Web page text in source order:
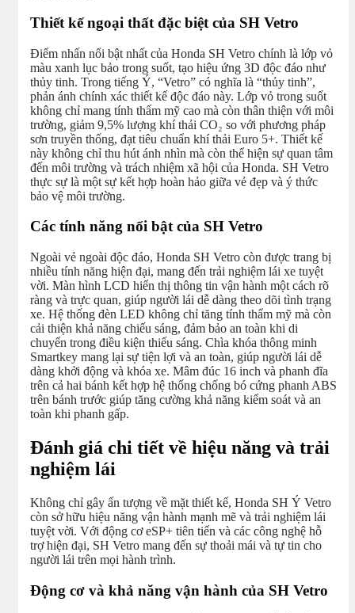
Thiết kế ngoại thất đặc biệt của SH Vetro
Điểm nhấn nổi bật nhất của Honda SH Vetro chính là lớp vỏ
màu xanh lục bảo trong suốt, tạo hiệu ứng 3D độc đáo như
thủy tinh. Trong tiếng Ý, “Vetro” có nghĩa là “thủy tinh”,
phản ánh chính xác thiết kế độc đáo này. Lớp vỏ trong suốt
không chỉ mang tính thẩm mỹ cao mà còn thân thiện với môi
trường, giảm 9,5% lượng khí thải CO₂ so với phương pháp
sơn truyền thống, đạt tiêu chuẩn khí thải Euro 5+. Thiết kế
này không chỉ thu hút ánh nhìn mà còn thể hiện sự quan tâm
đến môi trường và trách nhiệm xã hội của Honda. SH Vetro
thực sự là một sự kết hợp hoàn hảo giữa vẻ đẹp và ý thức
bảo vệ môi trường.
Các tính năng nổi bật của SH Vetro
Ngoài vẻ ngoài độc đáo, Honda SH Vetro còn được trang bị
nhiều tính năng hiện đại, mang đến trải nghiệm lái xe tuyệt
vời. Màn hình LCD hiển thị thông tin vận hành một cách rõ
ràng và trực quan, giúp người lái dễ dàng theo dõi tình trạng
xe. Hệ thống đèn LED không chỉ tăng tính thẩm mỹ mà còn
cải thiện khả năng chiếu sáng, đảm bảo an toàn khi di
chuyển trong điều kiện thiếu sáng. Chìa khóa thông minh
Smartkey mang lại sự tiện lợi và an toàn, giúp người lái dễ
dàng khởi động và khóa xe. Mâm đúc 16 inch và phanh đĩa
trên cả hai bánh kết hợp hệ thống chống bó cứng phanh ABS
trên bánh trước giúp tăng cường khả năng kiểm soát và an
toàn khi phanh gấp.
Đánh giá chi tiết về hiệu năng và trải
nghiệm lái
Không chỉ gây ấn tượng về mặt thiết kế, Honda SH Ý Vetro
còn sở hữu hiệu năng vận hành mạnh mẽ và trải nghiệm lái
tuyệt vời. Với động cơ eSP+ tiên tiến và các công nghệ hỗ
trợ hiện đại, SH Vetro mang đến sự thoải mái và tự tin cho
người lái trên mọi hành trình.
Động cơ và khả năng vận hành của SH Vetro